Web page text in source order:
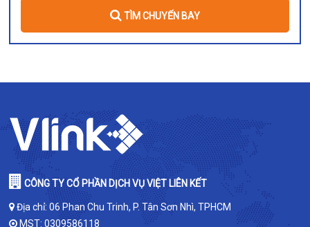
TÌM CHUYẾN BAY
CÔNG TY CỔ PHẦN DỊCH VỤ VIỆT LIÊN KẾT
Địa chỉ: 06 Phan Chu Trinh, P. Tân Sơn Nhì, TPHCM
MST: 0309586118